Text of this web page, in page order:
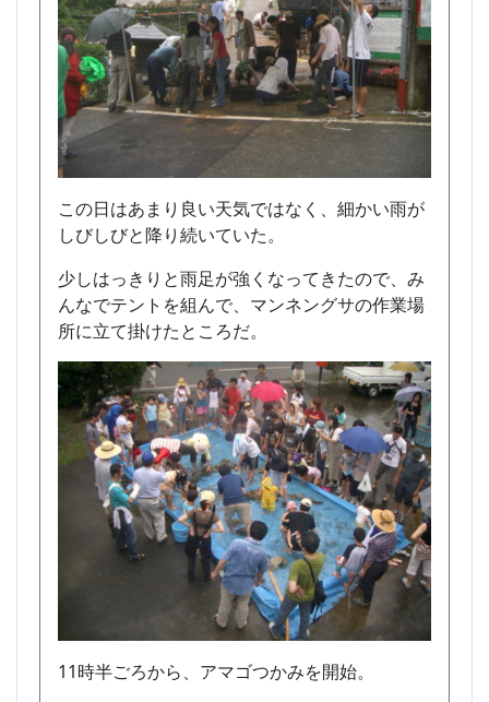
この日はあまり良い天気ではなく、細かい雨が
しびしびと降り続いていた。
少しはっきりと雨足が強くなってきたので、み
んなでテントを組んで、マンネングサの作業場
所に立て掛けたところだ。
11時半ごろから、アマゴつかみを開始。